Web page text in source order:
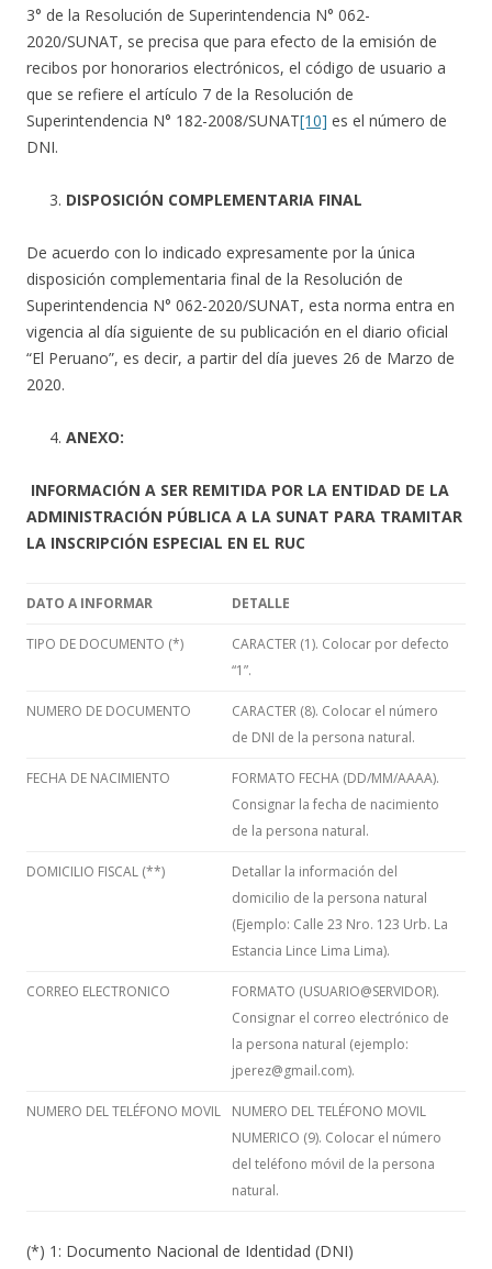
3° de la Resolución de Superintendencia N° 062-
2020/SUNAT, se precisa que para efecto de la emisión de
recibos por honorarios electrónicos, el código de usuario a
que se refiere el artículo 7 de la Resolución de
Superintendencia N° 182-2008/SUNAT[10] es el número de
DNI.
DISPOSICIÓN COMPLEMENTARIA FINAL
De acuerdo con lo indicado expresamente por la única
disposición complementaria final de la Resolución de
Superintendencia N° 062-2020/SUNAT, esta norma entra en
vigencia al día siguiente de su publicación en el diario oficial
“El Peruano”, es decir, a partir del día jueves 26 de Marzo de
2020.
ANEXO:
INFORMACIÓN A SER REMITIDA POR LA ENTIDAD DE LA
ADMINISTRACIÓN PÚBLICA A LA SUNAT PARA TRAMITAR
LA INSCRIPCIÓN ESPECIAL EN EL RUC
DATO A INFORMAR DETALLE
TIPO DE DOCUMENTO (*)
CARACTER (1). Colocar por defecto
“1”.
NUMERO DE DOCUMENTO
CARACTER (8). Colocar el número
de DNI de la persona natural.
FECHA DE NACIMIENTO
FORMATO FECHA (DD/MM/AAAA).
Consignar la fecha de nacimiento
de la persona natural.
DOMICILIO FISCAL (**)
Detallar la información del
domicilio de la persona natural
(Ejemplo: Calle 23 Nro. 123 Urb. La
Estancia Lince Lima Lima).
CORREO ELECTRONICO
FORMATO (USUARIO@SERVIDOR).
Consignar el correo electrónico de
la persona natural (ejemplo:
jperez@gmail.com).
NUMERO DEL TELÉFONO MOVIL
NUMERO DEL TELÉFONO MOVIL
NUMERICO (9). Colocar el número
del teléfono móvil de la persona
natural.
(*) 1: Documento Nacional de Identidad (DNI)